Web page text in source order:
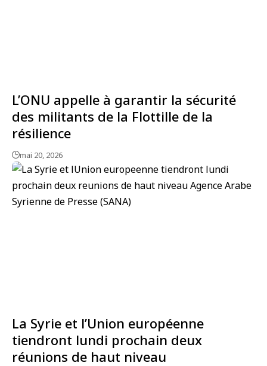
L’ONU appelle à garantir la sécurité
des militants de la Flottille de la
résilience
mai 20, 2026
La Syrie et l’Union européenne
tiendront lundi prochain deux
réunions de haut niveau